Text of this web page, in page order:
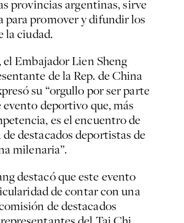
provincias argentinas, sirve
para promover y difundir los
la ciudad.
el Embajador Lien Sheng
de la Rep. de China
su “orgullo por ser parte
deportivo que, más
es el encuentro de
destacados deportistas de
milenaria”.
destacó que este evento
de contar con una
de destacados